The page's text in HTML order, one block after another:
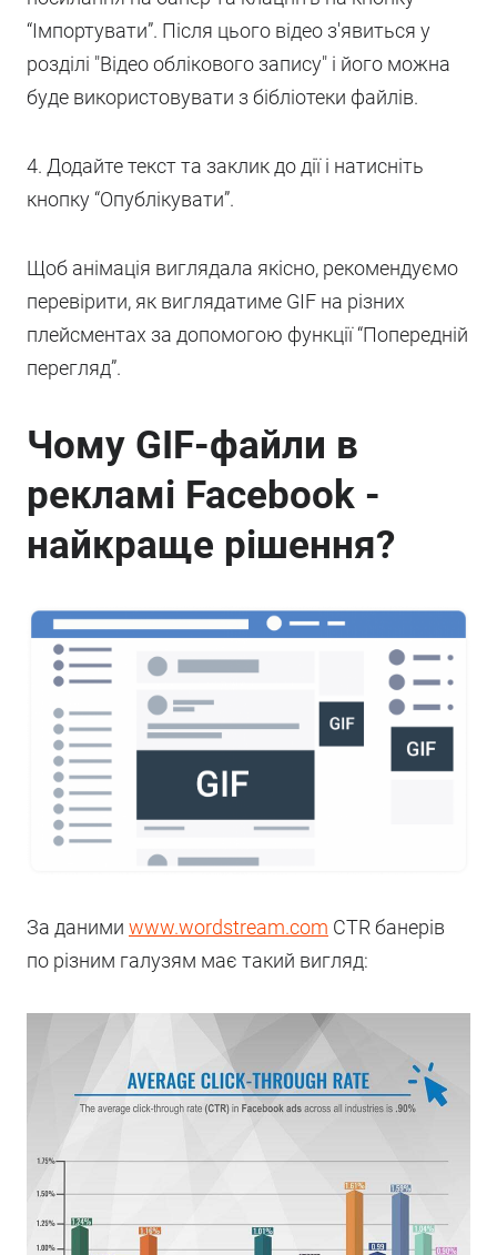
“Імпортувати”. Після цього відео з'явиться у
розділі "Відео облікового запису" і його можна
буде використовувати з бібліотеки файлів.
4. Додайте текст та заклик до дії і натисніть
кнопку “Опублікувати”.
Щоб анімація виглядала якісно, рекомендуємо
перевірити, як виглядатиме GIF на різних
плейсментах за допомогою функції “Попередній
перегляд”.
Чому GIF-файли в
рекламі Facebook -
найкраще рішення?
За даними www.wordstream.com CTR банерів
по різним галузям має такий вигляд: